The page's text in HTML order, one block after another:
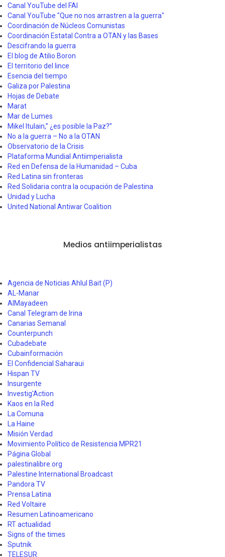
Canal YouTube del FAI
Canal YouTube "Que no nos arrastren a la guerra"
Coordinación de Núcleos Comunistas
Coordinación Estatal Contra a OTAN y las Bases
Descifrando la guerra
El blog de Atilio Boron
El territorio del lince
Esencia del tiempo
Galiza por Palestina
Hojas de Debate
Marat
Mar de Lumes
Mikel Itulain,” ¿es posible la Paz?”
No a la guerra – No a la OTAN
Observatorio de la Crisis
Plataforma Mundial Antiimperialista
Red en Defensa de la Humanidad – Cuba
Red Latina sin fronteras
Red Solidaria contra la ocupación de Palestina
Unidad y Lucha
United National Antiwar Coalition
Medios antiimperialistas
Agencia de Noticias Ahlul Bait (P)
AL-Manar
AlMayadeen
Canal Telegram de Irina
Canarias Semanal
Counterpunch
Cubadebate
Cubainformación
El Confidencial Saharaui
Hispan TV
Insurgente
Investig'Action
Kaos en la Red
La Comuna
La Haine
Misión Verdad
Movimiento Político de Resistencia MPR21
Página Global
palestinalibre.org
Palestine International Broadcast
Pandora TV
Prensa Latina
Red Voltaire
Resumen Latinoamericano
RT actualidad
Signs of the times
Sputnik
TELESUR